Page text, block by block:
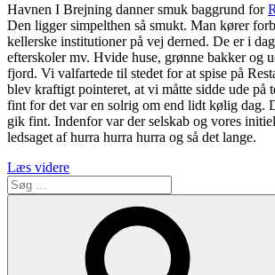
Havnen I Brejning danner smuk baggrund for
Den ligger simpelthen så smukt. Man kører
kellerske institutioner på vej derned. De er i
efterskoler mv. Hvide huse, grønne bakker og
fjord. Vi valfartede til stedet for at spise på
blev kraftigt pointeret, at vi måtte sidde ude på
fint for det var en solrig om end lidt kølig dag.
gik fint. Indenfor var der selskab og vores
ledsaget af hurra hurra hurra og så det lange.
Læs videre“Prøv
Galionen
lystbådehaven
Brejning”
Søg
efter: